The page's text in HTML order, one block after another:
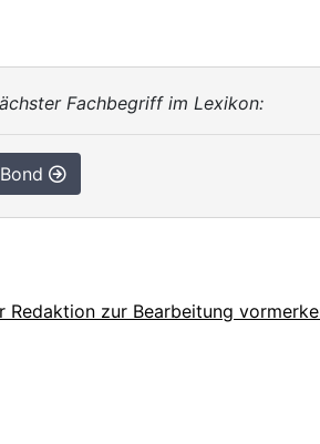
Fachbegriff im Lexikon:
Bond
zur Bearbeitung